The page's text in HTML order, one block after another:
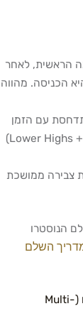
הראשית, לאחר
הכניסה. מהווה
עם הזמן
לנקודה מסוימת. משולש עולה (Lower Highs + Flat Bottom)
צבירה ממושכת
הנוסטרו
השלם
כיצד לקרוא גרף בניתוח טכני מסחר – פרקי זמן שונים (Multi-